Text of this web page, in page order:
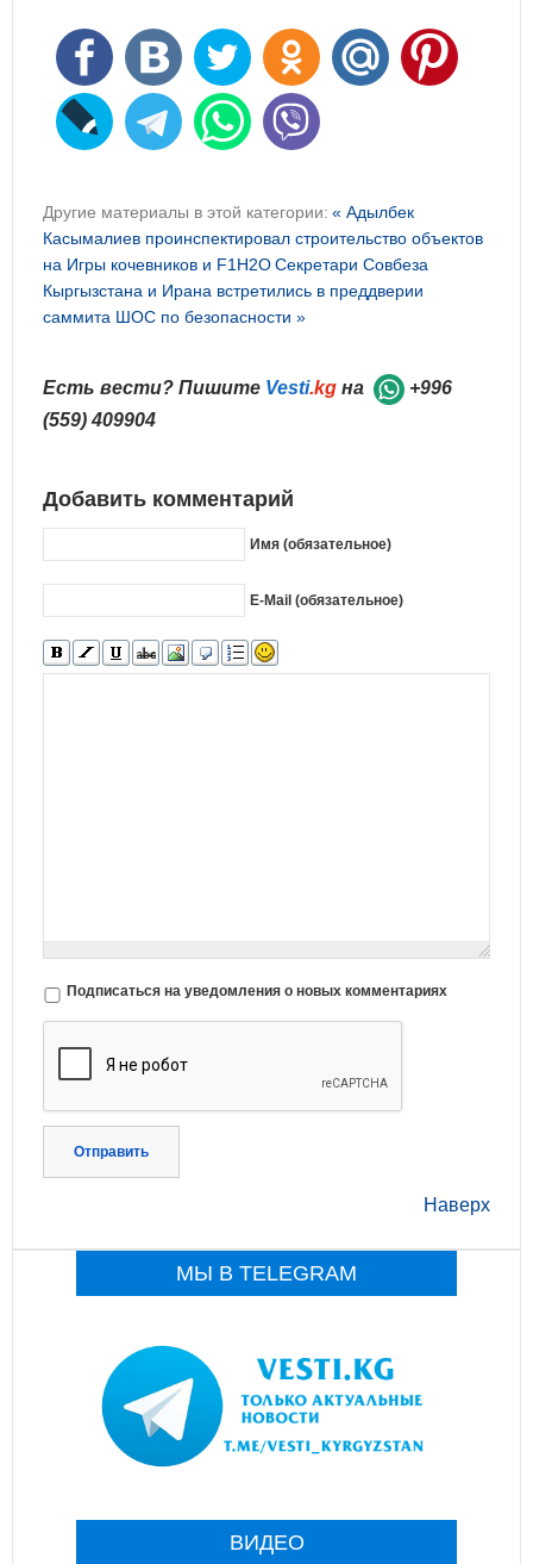
Другие материалы в этой категории: « Адылбек
Касымалиев проинспектировал строительство объектов
на Игры кочевников и F1H2OСекретари Совбеза
Кыргызстана и Ирана встретились в преддверии
саммита ШОС по безопасности »
Есть вести? Пишите Vesti.kg на
+996
(559) 409904
Добавить комментарий
Имя (обязательное)
E-Mail (обязательное)
Подписаться на уведомления о новых комментариях
Отправить
Наверх
МЫ В TELEGRAM
ВИДЕО